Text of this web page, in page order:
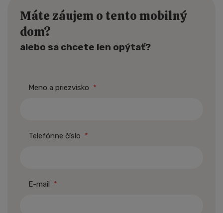
Máte záujem o tento mobilný
dom?
alebo sa chcete len opýtať?
Meno a priezvisko *
Telefónne číslo *
E-mail *